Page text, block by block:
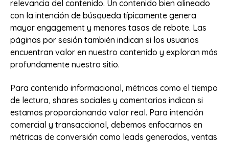
relevancia del contenido. Un contenido bien alineado
con la intención de búsqueda típicamente genera
mayor engagement y menores tasas de rebote. Las
páginas por sesión también indican si los usuarios
encuentran valor en nuestro contenido y exploran más
profundamente nuestro sitio.
Para contenido informacional, métricas como el tiempo
de lectura, shares sociales y comentarios indican si
estamos proporcionando valor real. Para intención
comercial y transaccional, debemos enfocarnos en
métricas de conversión como leads generados, ventas